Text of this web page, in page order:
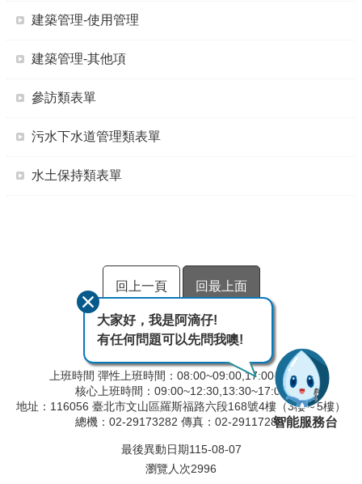
建築管理-使用管理
建築管理-其他項
參訪類表單
污水下水道管理類表單
水土保持類表單
回上一頁 回最上面
上班時間 彈性上班時間：08:00~09:00,17:00~18:00
核心上班時間：09:00~12:30,13:30~17:00
地址：116056 臺北市文山區羅斯福路六段168號4樓（3樓～5樓）
總機：02-29173282 傳真：02-29117280
最後異動日期115-08-07
瀏覽人次2996
大家好，我是阿滴仔!
有任何問題可以先問我噢!
智能服務台